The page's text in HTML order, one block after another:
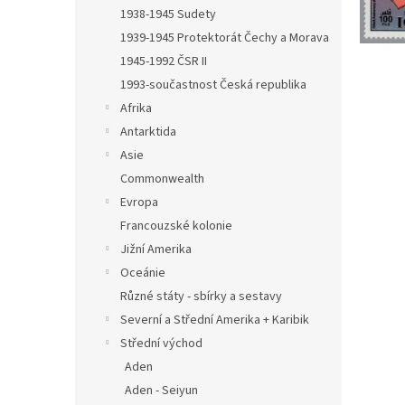
1938-1945 Sudety
1939-1945 Protektorát Čechy a Morava
1945-1992 ČSR II
1993-součastnost Česká republika
Afrika
Antarktida
Asie
Commonwealth
Evropa
Francouzské kolonie
Jižní Amerika
Oceánie
Různé státy - sbírky a sestavy
Severní a Střední Amerika + Karibik
Střední východ
Aden
Aden - Seiyun